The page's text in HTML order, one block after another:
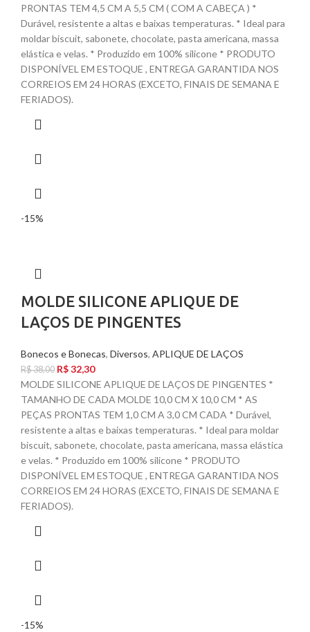
PRONTAS TEM 4,5 CM A 5,5 CM ( COM A CABEÇA ) *
Durável, resistente a altas e baixas temperaturas. * Ideal para
moldar biscuit, sabonete, chocolate, pasta americana, massa
elástica e velas. * Produzido em 100% silicone * PRODUTO
DISPONÍVEL EM ESTOQUE , ENTREGA GARANTIDA NOS
CORREIOS EM 24 HORAS (EXCETO, FINAIS DE SEMANA E
FERIADOS).
-15%
MOLDE SILICONE APLIQUE DE
LAÇOS DE PINGENTES
Bonecos e Bonecas, Diversos, APLIQUE DE LAÇOS
R$38,00 R$32,30
MOLDE SILICONE APLIQUE DE LAÇOS DE PINGENTES *
TAMANHO DE CADA MOLDE 10,0 CM X 10,0 CM * AS
PEÇAS PRONTAS TEM 1,0 CM A 3,0 CM CADA * Durável,
resistente a altas e baixas temperaturas. * Ideal para moldar
biscuit, sabonete, chocolate, pasta americana, massa elástica
e velas. * Produzido em 100% silicone * PRODUTO
DISPONÍVEL EM ESTOQUE , ENTREGA GARANTIDA NOS
CORREIOS EM 24 HORAS (EXCETO, FINAIS DE SEMANA E
FERIADOS).
-15%